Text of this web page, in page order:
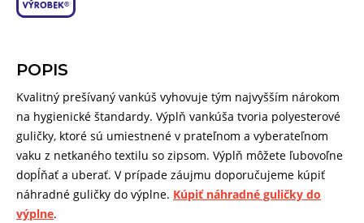
POPIS
Kvalitný prešívaný vankúš vyhovuje tým najvyšším nárokom
na hygienické štandardy. Výplň vankúša tvoria polyesterové
guličky, ktoré sú umiestnené v prateľnom a vyberateľnom
vaku z netkaného textilu so zipsom. Výplň môžete ľubovoľne
dopĺňať a uberať. V prípade záujmu doporučujeme kúpiť
náhradné guličky do výplne. Kúpiť náhradné guličky do
výplne.